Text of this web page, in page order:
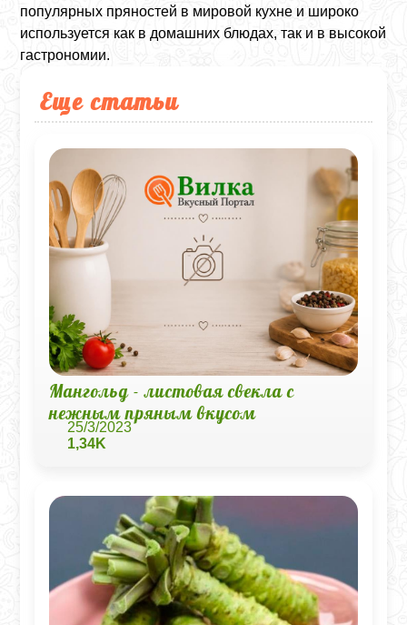
популярных пряностей в мировой кухне и широко
используется как в домашних блюдах, так и в высокой
гастрономии.
Еще статьи
Мангольд - листовая свекла с
нежным пряным вкусом
25/3/2023
1,34K